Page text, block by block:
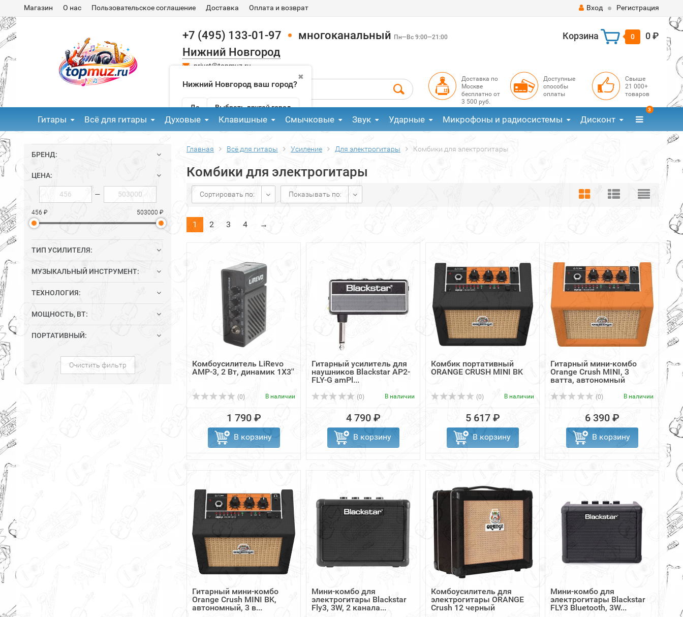
Магазин О нас Пользовательское соглашение Доставка Оплата и возврат Вход Регистрация
+7 (495) 133-01-97 многоканальный Пн—Вс 9:00—21:00
Нижний Новгород
✖
Нижний Новгород ваш город?
Да Выбрать другой город
privet@topmuz.ru
Корзина 0 0 ₽
Доставка по
Москве
бесплатно от
3 500 руб.
Доступные
способы
оплаты
Свыше
21 000+
товаров
Гитары Всё для гитары Духовые Клавишные Смычковые Звук Ударные Микрофоны и радиосистемы Дисконт
3
БРЕНД:
ЦЕНА:
—
456 ₽ 503000 ₽
ТИП УСИЛИТЕЛЯ:
МУЗЫКАЛЬНЫЙ ИНСТРУМЕНТ:
ТЕХНОЛОГИЯ:
МОЩНОСТЬ, ВТ:
ПОРТАТИВНЫЙ:
Очистить фильтр
Главная Всё для гитары Усиление Для электрогитары Комбики для электрогитары
Комбики для электрогитары
Сортировать по: Показывать по:
1 2 3 4 →
Комбоусилитель LiRevo
AMP-3, 2 Вт, динамик 1Х3''
(0) В наличии
1 790 ₽
В корзину
Гитарный усилитель для
наушников Blackstar AP2-
FLY-G amPl...
(0) В наличии
4 790 ₽
В корзину
Комбик портативный
ORANGE CRUSH MINI BK
(0) В наличии
5 617 ₽
В корзину
Гитарный мини-комбо
Orange Crush MINI, 3
ватта, автономный
(0) В наличии
6 390 ₽
В корзину
Гитарный мини-комбо
Orange Crush MINI BK,
автономный, 3 в...
Мини-комбо для
электрогитары Blackstar
Fly3, 3W, 2 канала...
Комбоусилитель для
электрогитары ORANGE
Crush 12 черный
Мини-комбо для
электрогитары Blackstar
FLY3 Bluetooth, 3W...